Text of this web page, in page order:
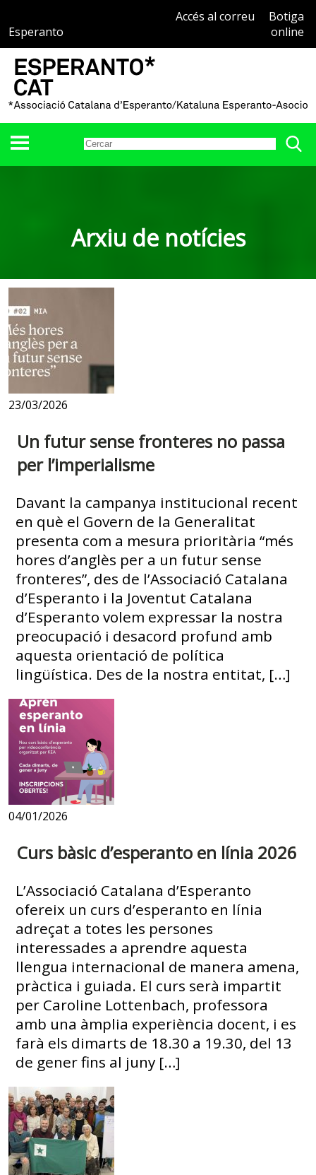
Esperanto
Accés al correu
Botiga
online
Arxiu de notícies
23/03/2026
Un futur sense fronteres no passa
per l’imperialisme
Davant la campanya institucional recent
en què el Govern de la Generalitat
presenta com a mesura prioritària “més
hores d’anglès per a un futur sense
fronteres”, des de l’Associació Catalana
d’Esperanto i la Joventut Catalana
d’Esperanto volem expressar la nostra
preocupació i desacord profund amb
aquesta orientació de política
lingüística. Des de la nostra entitat, […]
04/01/2026
Curs bàsic d’esperanto en línia 2026
L’Associació Catalana d’Esperanto
ofereix un curs d’esperanto en línia
adreçat a totes les persones
interessades a aprendre aquesta
llengua internacional de manera amena,
pràctica i guiada. El curs serà impartit
per Caroline Lottenbach, professora
amb una àmplia experiència docent, i es
farà els dimarts de 18.30 a 19.30, del 13
de gener fins al juny […]